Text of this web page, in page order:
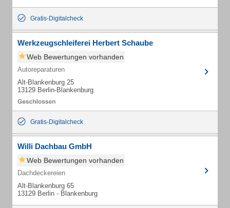
Gratis-Digitalcheck
Werkzeugschleiferei Herbert Schaube
Web Bewertungen vorhanden
Autoreparaturen
Alt-Blankenburg 25
13129 Berlin-Blankenburg
Gratis-Digitalcheck
Willi Dachbau GmbH
Web Bewertungen vorhanden
Dachdeckereien
Alt-Blankenburg 65
13129 Berlin - Blankenburg